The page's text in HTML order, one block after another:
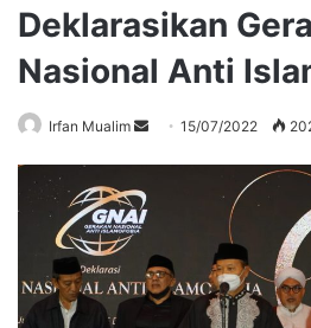
Deklarasikan
Nasional Anti
Irfan Mualim
Send15/07/2022